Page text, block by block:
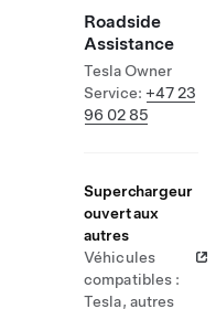
Roadside
Assistance
Tesla Owner
Service: +47 23
96 02 85
Superchargeur
ouvert aux
autres
Véhicules
compatibles :
Tesla, autres